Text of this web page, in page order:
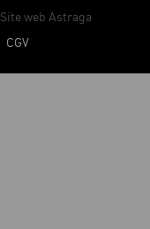
Site web Astraga
CGV